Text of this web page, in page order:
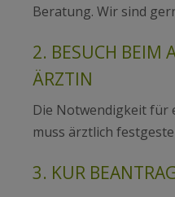
Beratung. Wir sind
2. BESUCH BEIM
ÄRZTIN
Die Notwendigkeit für
muss ärztlich
3. KUR